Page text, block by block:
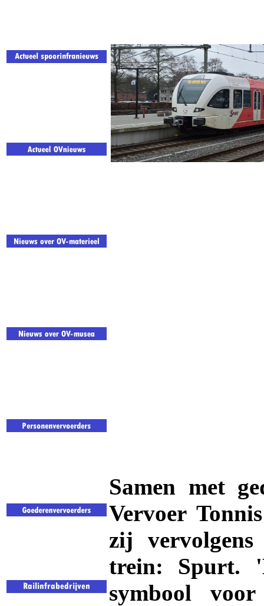
Samen met
Vervoer
zij
trein: Spurt.
symbool